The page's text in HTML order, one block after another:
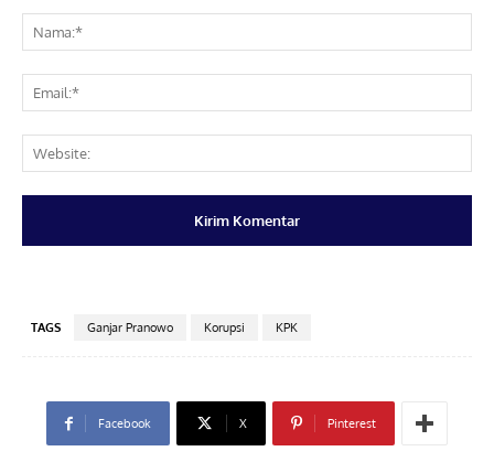
TAGS Ganjar Pranowo Korupsi KPK
Facebook X Pinterest